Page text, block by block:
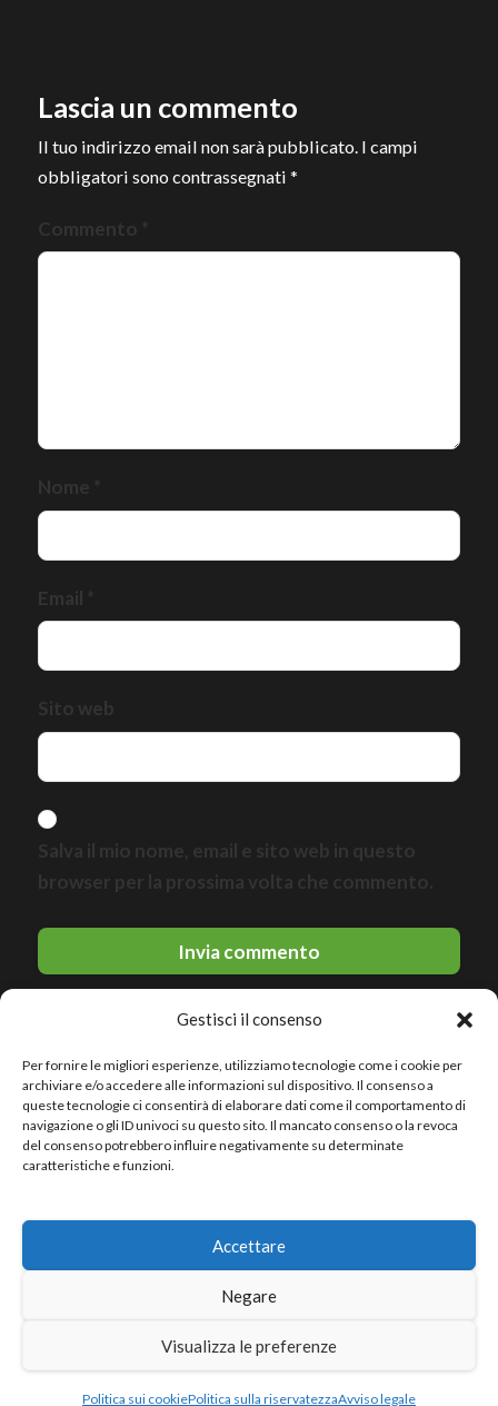
Gestisci il consenso
Per fornire le migliori esperienze, utilizziamo tecnologie come i cookie per
archiviare e/o accedere alle informazioni sul dispositivo. Il consenso a
queste tecnologie ci consentirà di elaborare dati come il comportamento di
navigazione o gli ID univoci su questo sito. Il mancato consenso o la revoca
del consenso potrebbero influire negativamente su determinate
caratteristiche e funzioni.
Accettare
Negare
Visualizza le preferenze
Politica sui cookiePolitica sulla riservatezzaAvviso legale
Lascia un commento
Il tuo indirizzo email non sarà pubblicato. I campi
obbligatori sono contrassegnati *
Commento
Nome
Sito web
Salva il mio nome, email e sito web in questo
browser per la prossima volta che commento.
© 2026 Le migliori discoteche · All rights reserved
Avviso legale
Politica sui cookie